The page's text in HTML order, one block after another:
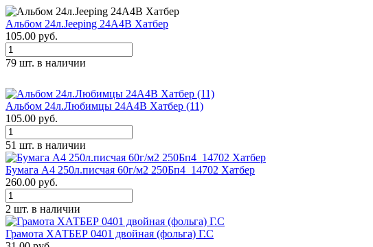
Альбом 24л.Jeeping 24А4В Хатбер
105.00 руб.
79 шт. в наличии
Альбом 24л.Любимцы 24А4В Хатбер (11)
105.00 руб.
51 шт. в наличии
Бумага А4 250л.писчая 60г/м2 250Бп4_14702 Хатбер
260.00 руб.
2 шт. в наличии
Грамота ХАТБЕР 0401 двойная (фольга) Г.С